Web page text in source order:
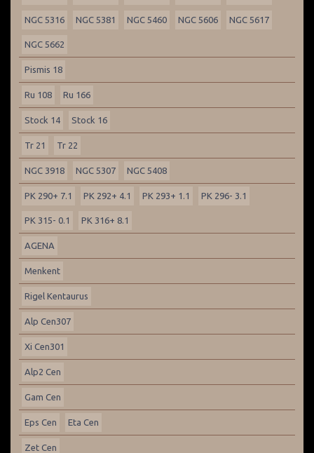
NGC 5316 NGC 5381 NGC 5460 NGC 5606 NGC 5617
NGC 5662
Pismis 18
Ru 108 Ru 166
Stock 14 Stock 16
Tr 21 Tr 22
NGC 3918 NGC 5307 NGC 5408
PK 290+ 7.1 PK 292+ 4.1 PK 293+ 1.1 PK 296- 3.1
PK 315- 0.1 PK 316+ 8.1
AGENA
Menkent
Rigel Kentaurus
Alp Cen307
Xi Cen301
Alp2 Cen
Gam Cen
Eps Cen Eta Cen
Zet Cen